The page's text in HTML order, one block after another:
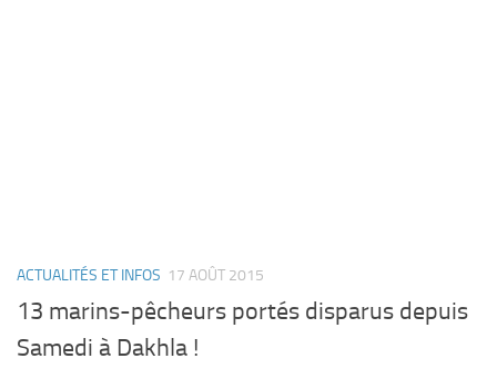
ACTUALITÉS ET INFOS 17 AOÛT 2015
13 marins-pêcheurs portés disparus depuis
Samedi à Dakhla !